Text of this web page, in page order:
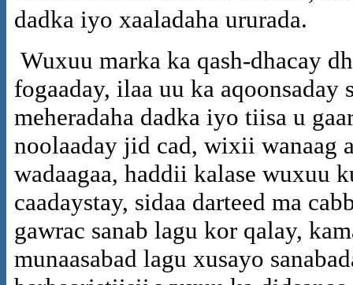
dadka iyo xaaladaha ururada.
Wuxuu marka ka qash-dhacay
fogaaday, ilaa uu ka
meheradaha dadka iyo tiisa u
noolaaday jid cad, wixii wanaag
wadaagaa, haddii kalase wuxuu
caadaystay, sidaa darteed ma
gawrac sanab lagu kor qalay,
munaasabad lagu xusayo